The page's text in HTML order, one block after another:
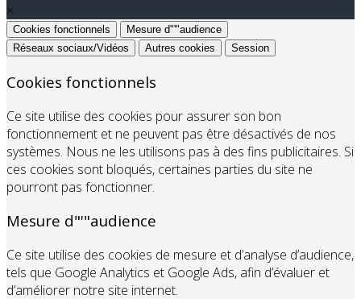
×
Cookies fonctionnels
Mesure d"'"audience
Réseaux sociaux/Vidéos
Autres cookies Session
Cookies fonctionnels
Ce site utilise des cookies pour assurer son bon
fonctionnement et ne peuvent pas être désactivés de nos
systèmes. Nous ne les utilisons pas à des fins publicitaires. Si
ces cookies sont bloqués, certaines parties du site ne
pourront pas fonctionner.
Mesure d"'"audience
Ce site utilise des cookies de mesure et d’analyse d’audience,
tels que Google Analytics et Google Ads, afin d’évaluer et